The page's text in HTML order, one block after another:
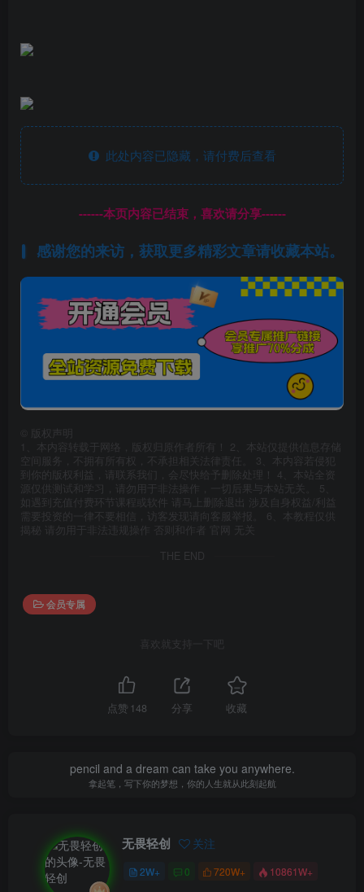
此处内容已隐藏，请付费后查看
------本页内容已结束，喜欢请分享------
感谢您的来访，获取更多精彩文章请收藏本站。
版权声明
1、本内容转载于网络，版权归原作者所有！ 2、本站仅提供信息存储
空间服务，不拥有所有权，不承担相关法律责任。 3、本内容若侵犯
到你的版权利益，请联系我们，会尽快给予删除处理！ 4、本站全资
源仅供测试和学习，请勿用于非法操作，一切后果与本站无关。 5、
如遇到充值付费环节课程或软件 请马上删除退出 涉及自身权益/利益
需要投资的一律不要相信，访客发现请向客服举报。 6、本教程仅供
揭秘 请勿用于非法违规操作 否则和作者 官网 无关
THE END
会员专属
喜欢就支持一下吧
点赞 148 分享 收藏
pencil and a dream can take you anywhere.
拿起笔，写下你的梦想，你的人生就从此刻起航
无畏轻创 关注
2W+ 0 720W+ 10861W+